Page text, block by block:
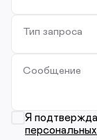
Тип запроса
Сообщение
Я